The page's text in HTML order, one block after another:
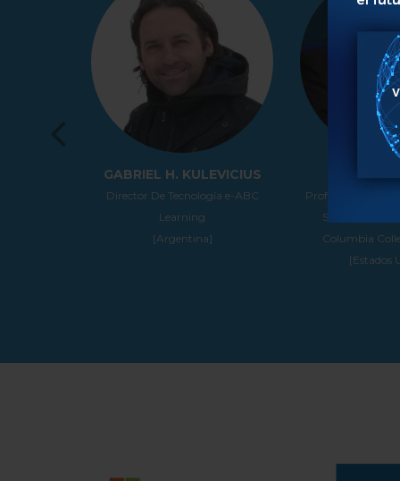
GABRIEL H. KULEVICIUS
Director De Tecnología e-ABC
MARCELO CAPLAN
Profesor Asociado Department
Science and Mathematics -
Columbia College Chicago
[Estados Unidos]